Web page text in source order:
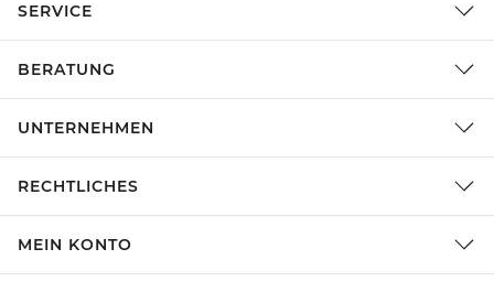
SERVICE
BERATUNG
UNTERNEHMEN
RECHTLICHES
MEIN KONTO